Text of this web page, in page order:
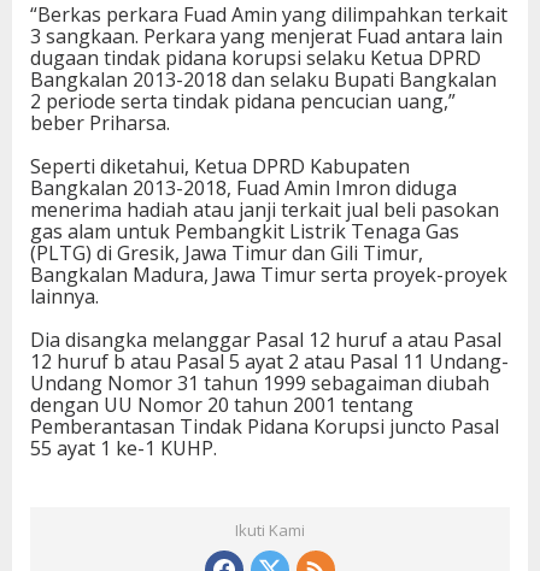
“Berkas perkara Fuad Amin yang dilimpahkan terkait
3 sangkaan. Perkara yang menjerat Fuad antara lain
dugaan tindak pidana korupsi selaku Ketua DPRD
Bangkalan 2013-2018 dan selaku Bupati Bangkalan
2 periode serta tindak pidana pencucian uang,”
beber Priharsa.
Seperti diketahui, Ketua DPRD Kabupaten
Bangkalan 2013-2018, Fuad Amin Imron diduga
menerima hadiah atau janji terkait jual beli pasokan
gas alam untuk Pembangkit Listrik Tenaga Gas
(PLTG) di Gresik, Jawa Timur dan Gili Timur,
Bangkalan Madura, Jawa Timur serta proyek-proyek
lainnya.
Dia disangka melanggar Pasal 12 huruf a atau Pasal
12 huruf b atau Pasal 5 ayat 2 atau Pasal 11 Undang-
Undang Nomor 31 tahun 1999 sebagaiman diubah
dengan UU Nomor 20 tahun 2001 tentang
Pemberantasan Tindak Pidana Korupsi juncto Pasal
55 ayat 1 ke-1 KUHP.
Ikuti Kami